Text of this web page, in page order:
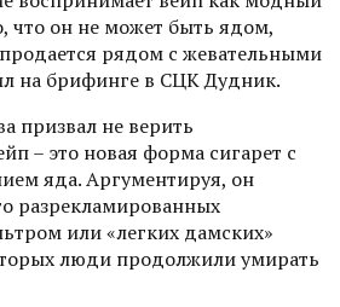
что он не может быть ядом,
продается рядом с жевательными
на брифинге в СЦК Дудник.
призвал не верить
– это новая форма сигарет с
яда. Аргументируя, он
разрекламированных
или «легких дамских»
люди продолжили умирать